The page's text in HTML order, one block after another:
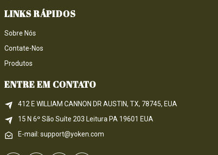
LINKS RÁPIDOS
Sobre Nós
Contate-Nos
Produtos
ENTRE EM CONTATO
412 E WILLIAM CANNON DR AUSTIN, TX, 78745, EUA
15 N 6º São Suíte 203 Leitura PA 19601 EUA
E-mail: support@yoken.com